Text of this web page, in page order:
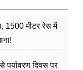
1500 मीटर रेस में
पर्यावरण दिवस पर